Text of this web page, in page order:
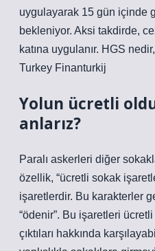
uygulayarak 15 gün içinde
bekleniyor. Aksi takdirde,
katına uygulanır. HGS
Turkey Finanturkij
Yolun ücretli
anlarız?
Paralı askerleri diğer
özellik, “ücretli sokak
işaretlerdir. Bu karakterler
“ödenir”. Bu işaretleri
çıktıları hakkında